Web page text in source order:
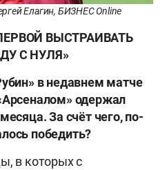
Елагин, БИЗНЕС Online
ВЫСТРАИВАТЬ
С НУЛЯ»
в недавнем матче
одержал
За счёт чего, по-
победить?
в которых с